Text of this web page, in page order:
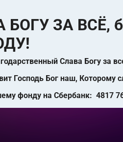
ЗА ВСЁ,
Слава Богу за
Господь Бог наш, Которому
фонду на Сбербанк: 4817